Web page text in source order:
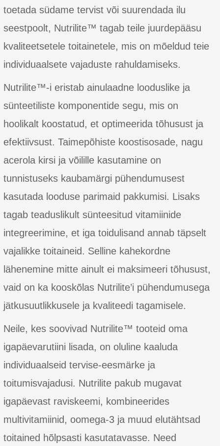
toetada südame tervist või suurendada ilu
seestpoolt, Nutrilite™ tagab teile juurdepääsu
kvaliteetsetele toitainetele, mis on mõeldud teie
individuaalsete vajaduste rahuldamiseks.
Nutrilite™-i eristab ainulaadne looduslike ja
sünteetiliste komponentide segu, mis on
hoolikalt koostatud, et optimeerida tõhusust ja
efektiivsust. Taimepõhiste koostisosade, nagu
acerola kirsi ja võilille kasutamine on
tunnistuseks kaubamärgi pühendumusest
kasutada looduse parimaid pakkumisi. Lisaks
tagab teaduslikult sünteesitud vitamiinide
integreerimine, et iga toidulisand annab täpselt
vajalikke toitaineid. Selline kahekordne
lähenemine mitte ainult ei maksimeeri tõhusust,
vaid on ka kooskõlas Nutrilite’i pühendumusega
jätkusuutlikkusele ja kvaliteedi tagamisele.
Neile, kes soovivad Nutrilite™ tooteid oma
igapäevarutiini lisada, on oluline kaaluda
individuaalseid tervise-eesmärke ja
toitumisvajadusi. Nutrilite pakub mugavat
igapäevast raviskeemi, kombineerides
multivitamiinid, oomega-3 ja muud elutähtsad
toitained hõlpsasti kasutatavasse. Need